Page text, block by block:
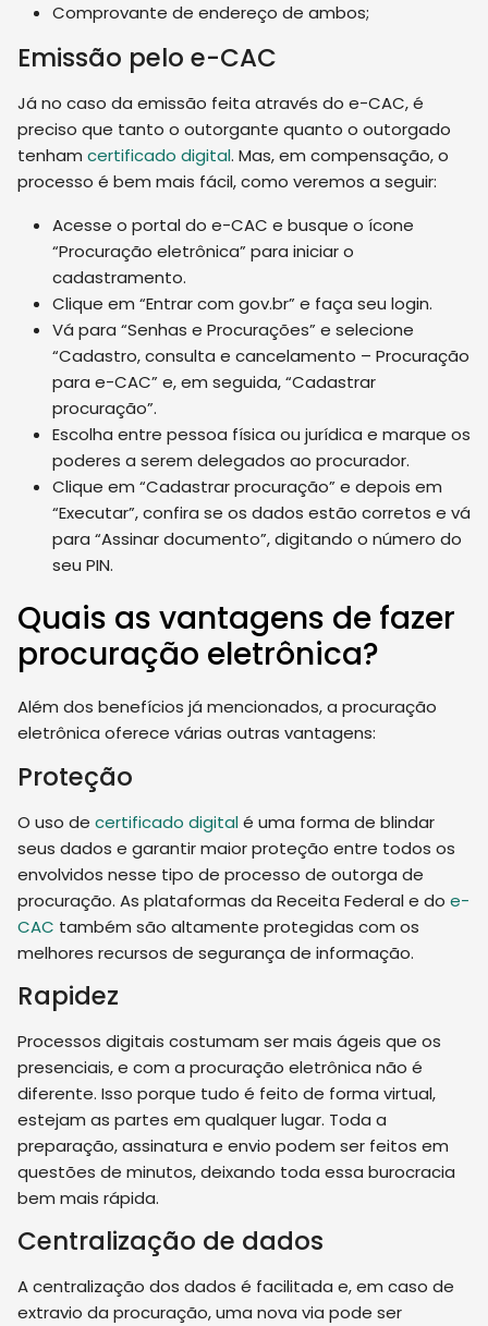
Comprovante de endereço de ambos;
Emissão pelo e-CAC
Já no caso da emissão feita através do e-CAC, é
preciso que tanto o outorgante quanto o outorgado
tenham certificado digital. Mas, em compensação, o
processo é bem mais fácil, como veremos a seguir:
Acesse o portal do e-CAC e busque o ícone
“Procuração eletrônica” para iniciar o
cadastramento.
Clique em “Entrar com gov.br” e faça seu login.
Vá para “Senhas e Procurações” e selecione
“Cadastro, consulta e cancelamento – Procuração
para e-CAC” e, em seguida, “Cadastrar
procuração”.
Escolha entre pessoa física ou jurídica e marque os
poderes a serem delegados ao procurador.
Clique em “Cadastrar procuração” e depois em
“Executar”, confira se os dados estão corretos e vá
para “Assinar documento”, digitando o número do
seu PIN.
Quais as vantagens de fazer
procuração eletrônica?
Além dos benefícios já mencionados, a procuração
eletrônica oferece várias outras vantagens:
Proteção
O uso de certificado digitalé uma forma de blindar
seus dados e garantir maior proteção entre todos os
envolvidos nesse tipo de processo de outorga de
procuração. As plataformas da Receita Federal e do e-
CAC também são altamente protegidas com os
melhores recursos de segurança de informação.
Rapidez
Processos digitais costumam ser mais ágeis que os
presenciais, e com a procuração eletrônica não é
diferente. Isso porque tudo é feito de forma virtual,
estejam as partes em qualquer lugar. Toda a
preparação, assinatura e envio podem ser feitos em
questões de minutos, deixando toda essa burocracia
bem mais rápida.
Centralização de dados
A centralização dos dados é facilitada e, em caso de
extravio da procuração, uma nova via pode ser